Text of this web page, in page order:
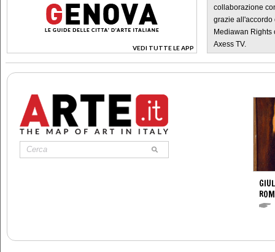
VEDI TUTTE LE APP
>
collaborazione
grazie all'accordo
Mediawan Rights
Axess TV.